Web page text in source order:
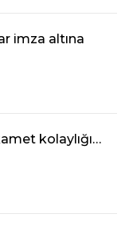
imza altına
kolaylığı…